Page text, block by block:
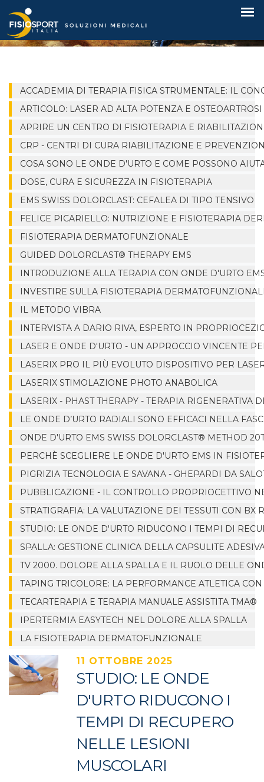
Articoli
ACCADEMIA DI TERAPIA FISICA STRUMENTALE: IL
ARTICOLO: LASER AD ALTA POTENZA E
APRIRE UN CENTRO DI FISIOTERAPIA E
CRP - CENTRI DI CURA RIABILITAZIONE E
COSA SONO LE ONDE D'URTO E COME POSSONO
DOSE, CURA E SICUREZZA IN FISIOTERAPIA
EMS SWISS DOLORCLAST: CEFALEA DI TIPO TENSIVO
FELICE PICARIELLO: NUTRIZIONE E FISIOTERAPIA
FISIOTERAPIA DERMATOFUNZIONALE
GUIDED DOLORCLAST® THERAPY EMS
INTRODUZIONE ALLA TERAPIA CON ONDE D'URTO
INVESTIRE SULLA FISIOTERAPIA
IL METODO VIBRA
INTERVISTA A DARIO RIVA, ESPERTO IN
LASER E ONDE D'URTO - UN APPROCCIO VINCENTE
LASERIX PRO IL PIÙ EVOLUTO DISPOSITIVO PER
LASERIX STIMOLAZIONE PHOTO ANABOLICA
LASERIX - PHAST THERAPY - TERAPIA RIGENERATIVA
LE ONDE D’URTO RADIALI SONO EFFICACI NELLA
ONDE D'URTO EMS SWISS DOLORCLAST® METHOD
PERCHÈ SCEGLIERE LE ONDE D'URTO EMS IN
PIGRIZIA TECNOLOGIA E SAVANA - GHEPARDI DA
PUBBLICAZIONE - IL CONTROLLO PROPRIOCETTIVO
STRATIGRAFIA: LA VALUTAZIONE DEI TESSUTI CON BX
STUDIO: LE ONDE D'URTO RIDUCONO I TEMPI DI
SPALLA: GESTIONE CLINICA DELLA CAPSULITE
TV 2000. DOLORE ALLA SPALLA E IL RUOLO DELLE
TAPING TRICOLORE: LA PERFORMANCE ATLETICA
TECARTERAPIA E TERAPIA MANUALE ASSISTITA TMA®
IPERTERMIA EASYTECH NEL DOLORE ALLA SPALLA
LA FISIOTERAPIA DERMATOFUNZIONALE
11 OTTOBRE 2025
STUDIO: LE ONDE
D'URTO RIDUCONO I
TEMPI DI RECUPERO
NELLE LESIONI
MUSCOLARI